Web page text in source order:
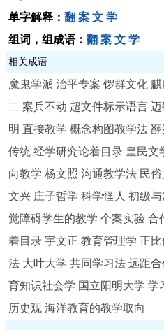
单字解释： 翻 案 文 学
组词，组成语： 翻 案 文 学
相关成语
魔鬼学派 治平专案 锣群文化
二 案兵不动 超文件标示语言 迈
明 直接教学 概念构图教学法 翻
传统 经学研究论着目录 皇民文
向教学 杨文照 沟通教学法 民
文兴 庄子哲学 科学怪人 初级
觉障碍学生的教学 个案实验 合
着目录 宇文正 教育管理学 正
法 大叶大学 共同学习法 远距合
育知识社会学 国立阳明大学 学
历史观 海洋教育的教学取向